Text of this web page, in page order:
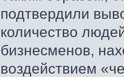
подтвердили
количество
бизнесменов,
воздействием